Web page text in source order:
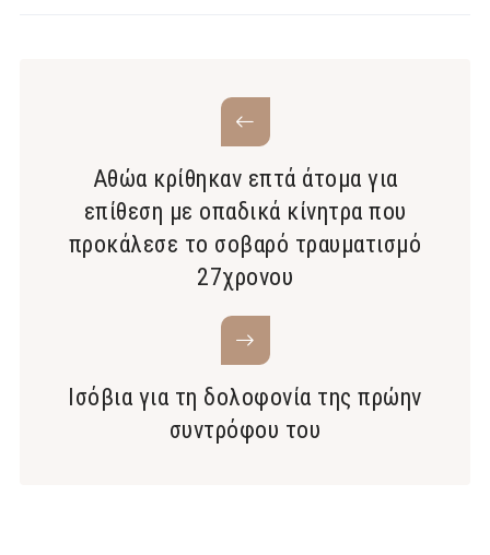
Αθώα κρίθηκαν επτά άτομα για
επίθεση με οπαδικά κίνητρα που
προκάλεσε το σοβαρό τραυματισμό
27χρονου
Ισόβια για τη δολοφονία της πρώην
συντρόφου του